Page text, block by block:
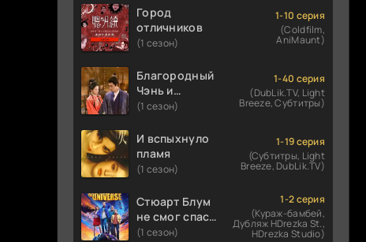
Город
отличников
(1 сезон)
1-10 серия
(Coldfilm,
AniMaunt)
Благородный
Чэнь и
прекрасная
(1 сезон)
1-40 серия
(DubLik.TV, Light
Breeze, Субтитры)
И вспыхнуло
пламя
(1 сезон)
1-19 серия
(Субтитры, Light
Breeze, DubLik.TV)
Стюарт Блум
не смог спасти
вселенную
(1 сезон)
1-2 серия
(Кураж-бамбей,
Дубляж HDrezka St.,
HDrezka Studio)